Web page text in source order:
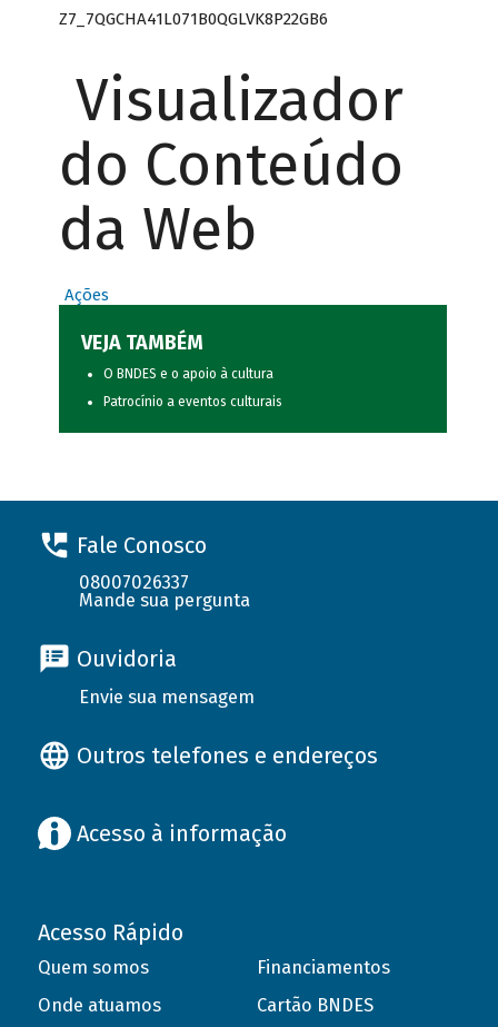
Z7_7QGCHA41L071B0QGLVK8P22GB6
Visualizador
do Conteúdo
da Web
Ações
VEJA TAMBÉM
O BNDES e o apoio à cultura
Patrocínio a eventos culturais
Fale Conosco
08007026337
Mande sua pergunta
Ouvidoria
Envie sua mensagem
Outros telefones e endereços
Acesso à informação
Acesso Rápido
Quem somos
Onde atuamos
Financiamentos
Cartão BNDES